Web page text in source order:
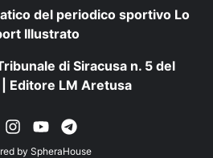
del periodico sportivo Lo
Illustrato
di Siracusa n. 5 del
Editore LM Aretusa
by SpheraHouse